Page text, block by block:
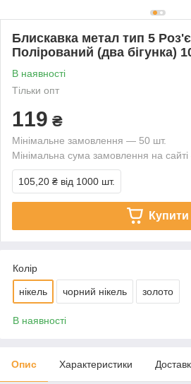
Блискавка метал тип 5
Полірований (два бігунка)
В наявності
Тільки опт
119 ₴
Мінімальне замовлення — 50 шт.
Мінімальна сума замовлення на
105,20 ₴ від 1000 шт.
Купити
Колір
нікель чорний нікель золото
В наявності
Опис Характеристики